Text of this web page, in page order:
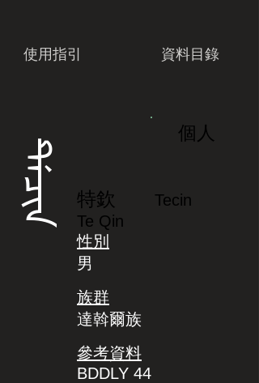
使用指引 資料目錄
ᡨᡝᠴᡳᠨ
個人
特欽
Tecin
Te Qin
性別
男
族群
達斡爾族
參考資料
BDDLY 44